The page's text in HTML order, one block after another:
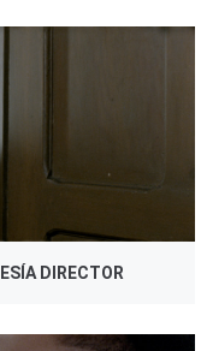
DIRECTOR